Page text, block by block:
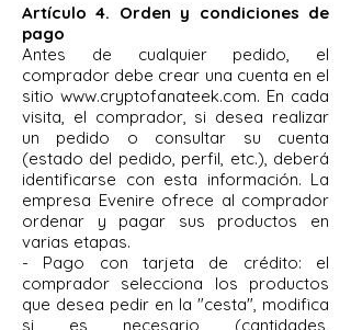
Artículo 4. Orden y condiciones de
pago
Antes de cualquier pedido, el
comprador debe crear una cuenta en el
sitio www.cryptofanateek.com. En cada
visita, el comprador, si desea realizar
un pedido o consultar su cuenta
(estado del pedido, perfil, etc.), deberá
identificarse con esta información. La
empresa Evenire ofrece al comprador
ordenar y pagar sus productos en
varias etapas.
- Pago con tarjeta de crédito: el
comprador selecciona los productos
que desea pedir en la "cesta", modifica
si es necesario (cantidades,